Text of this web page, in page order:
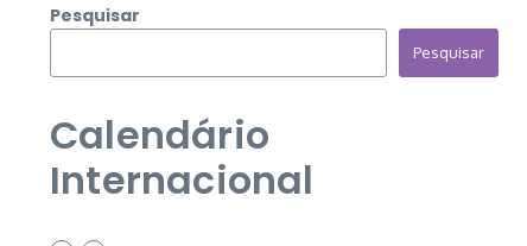
Pesquisar
Pesquisar
Calendário
Internacional